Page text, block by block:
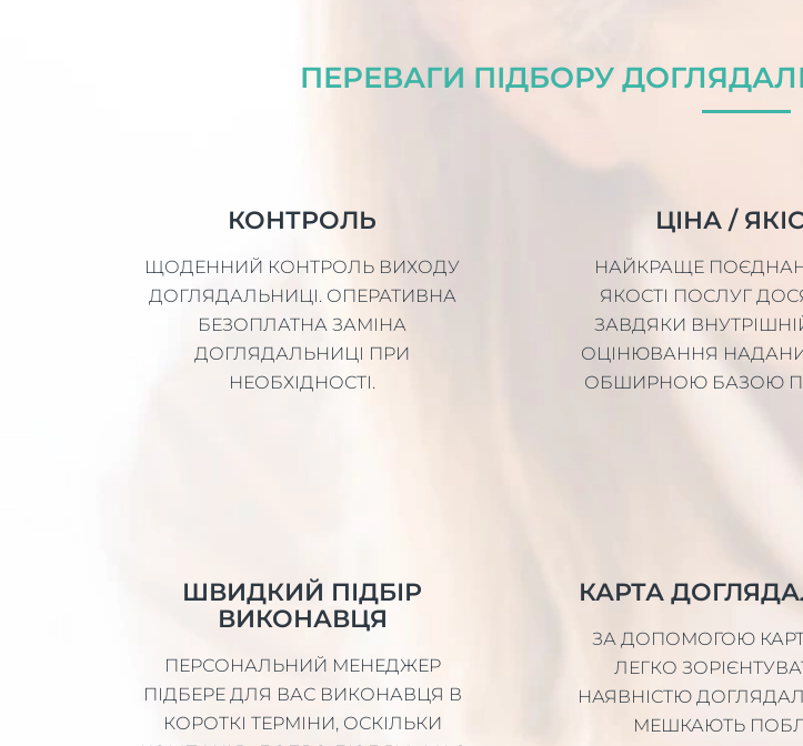
ПЕРЕВАГИ ПІДБОРУ
КОНТРОЛЬ
ЩОДЕННИЙ КОНТРОЛЬ ВИХОДУ
ДОГЛЯДАЛЬНИЦІ. ОПЕРАТИВНА
БЕЗОПЛАТНА ЗАМІНА
ДОГЛЯДАЛЬНИЦІ ПРИ
НЕОБХІДНОСТІ.
ЦІНА /
НАЙКРАЩЕ
ЯКОСТІ ПОСЛУГ
ЗАВДЯКИ
ОЦІНЮВАННЯ
ОБШИРНОЮ БАЗОЮ
ШВИДКИЙ ПІДБІР
ВИКОНАВЦЯ
ПЕРСОНАЛЬНИЙ МЕНЕДЖЕР
ПІДБЕРЕ ДЛЯ ВАС ВИКОНАВЦЯ В
КОРОТКІ ТЕРМІНИ, ОСКІЛЬКИ
КАРТА
ЗА ДОПОМОГОЮ
ЛЕГКО
НАЯВНІСТЮ
МЕШКАЮТЬ